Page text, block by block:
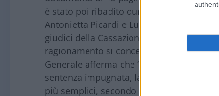
è stato poi ribadito durante la
Antonietta Picardi e Luigi Giordano. La
giudici della Cassazione di
rigettare il
ragionamento si concentra sulla solidità
Generale afferma che “il ricorso non
sentenza impugnata, la sussistenza di
più semplici, secondo loro, l’appello dei